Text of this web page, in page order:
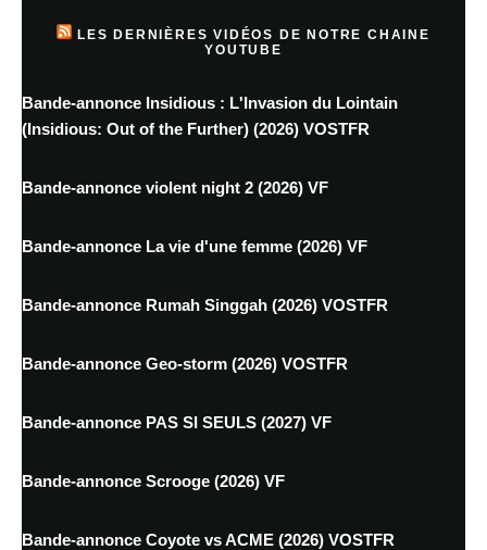
LES DERNIÈRES VIDÉOS DE NOTRE CHAINE
YOUTUBE
Bande-annonce Insidious : L'Invasion du Lointain
(Insidious: Out of the Further) (2026) VOSTFR
Bande-annonce violent night 2 (2026) VF
Bande-annonce La vie d'une femme (2026) VF
Bande-annonce Rumah Singgah (2026) VOSTFR
Bande-annonce Geo-storm (2026) VOSTFR
Bande-annonce PAS SI SEULS (2027) VF
Bande-annonce Scrooge (2026) VF
Bande-annonce Coyote vs ACME (2026) VOSTFR